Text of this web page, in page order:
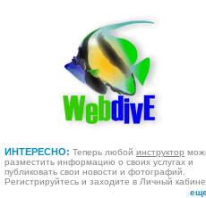
ИНТЕРЕСНО: Теперь любой инструктор
разместить информацию о своих услугах и
публиковать свои новости и фотографий.
Регистрируйтесь и заходите в Личный
еще